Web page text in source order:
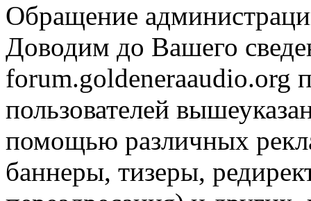
Обращение
Доводим до Вашего
forum.goldeneraaudio.org
пользователей
помощью различных
баннеры, тизеры,